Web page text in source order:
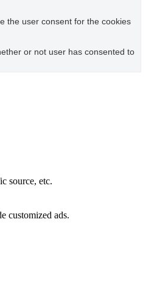
the user consent for the cookies
or not user has consented to
source, etc.
customized ads.